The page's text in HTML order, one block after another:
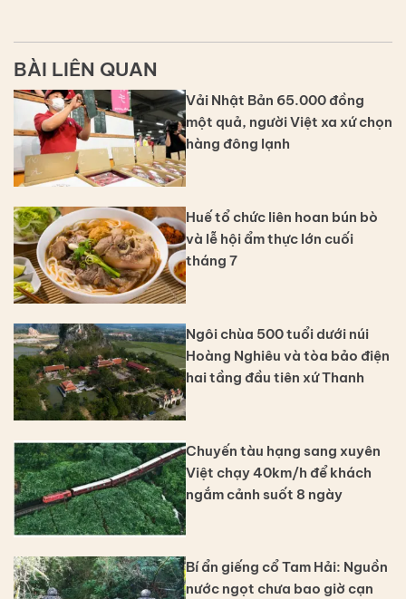
BÀI LIÊN QUAN
Vải Nhật Bản 65.000 đồng
một quả, người Việt xa xứ chọn
hàng đông lạnh
Huế tổ chức liên hoan bún bò
và lễ hội ẩm thực lớn cuối
tháng 7
Ngôi chùa 500 tuổi dưới núi
Hoàng Nghiêu và tòa bảo điện
hai tầng đầu tiên xứ Thanh
Chuyến tàu hạng sang xuyên
Việt chạy 40km/h để khách
ngắm cảnh suốt 8 ngày
Bí ẩn giếng cổ Tam Hải: Nguồn
nước ngọt chưa bao giờ cạn